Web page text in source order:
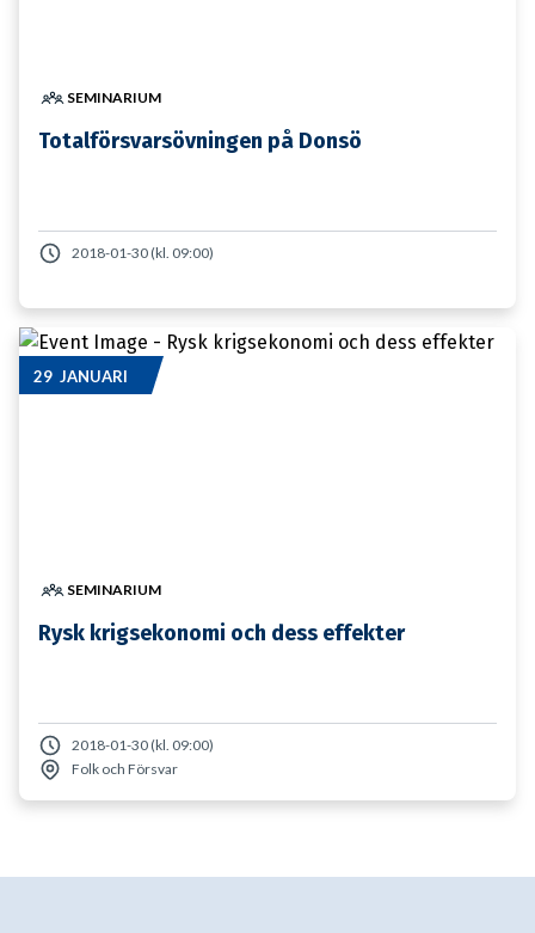
SEMINARIUM
Totalförsvarsövningen på Donsö
2018-01-30 (kl. 09:00)
29 JANUARI
SEMINARIUM
Rysk krigsekonomi och dess effekter
2018-01-30 (kl. 09:00)
Folk och Försvar